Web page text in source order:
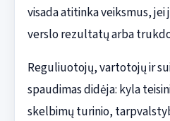
visada atitinka veiksmus, jei
verslo rezultatų arba
Reguliuotojų, vartotojų ir
spaudimas didėja: kyla
skelbimų turinio,